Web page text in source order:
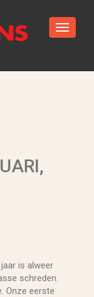
is alweer
schreden.
Onze eerste